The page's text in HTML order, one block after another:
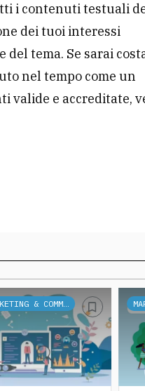
i contenuti testuali
dei tuoi interessi
tema. Se sarai
nel tempo come un
valide e accreditate,
MARKETING & COMMUNICATION